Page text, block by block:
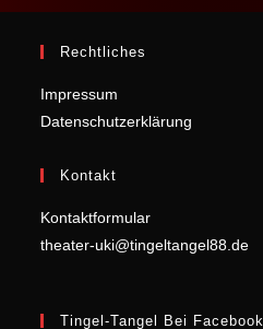
Rechtliches
Impressum
Datenschutzerklärung
Kontakt
Kontaktformular
theater-uki@tingeltangel88.de
Tingel-Tangel Bei Facebook